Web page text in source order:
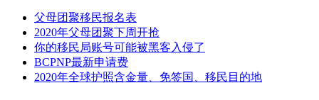
父母团聚移民报名表
2020年父母团聚下周开抢
你的移民局账号可能被黑客入侵了
BCPNP最新申请费
2020年全球护照含金量、免签国、移民目的地